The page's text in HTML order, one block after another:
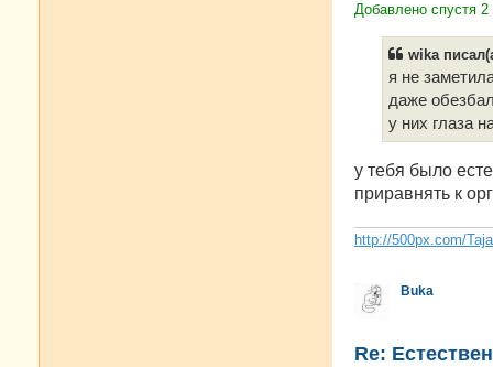
н
Добавлено спустя
wika
я не
даже
у них глаза
у тебя было
приравнять к
http://500px.com/
Buka
Re: